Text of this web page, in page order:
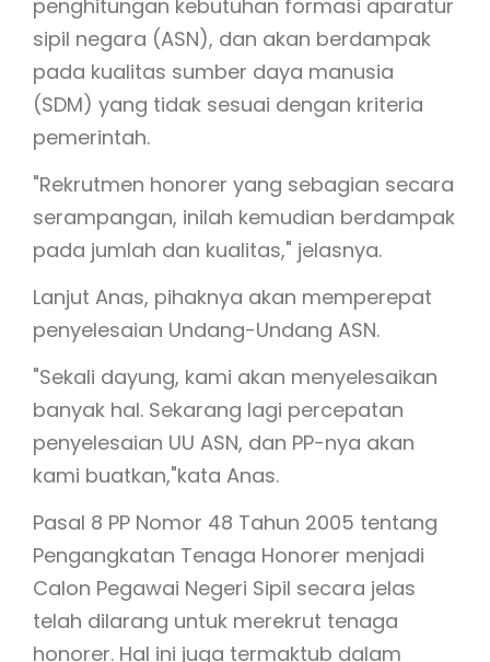
penghitungan kebutuhan formasi aparatur
sipil negara (ASN), dan akan berdampak
pada kualitas sumber daya manusia
(SDM) yang tidak sesuai dengan kriteria
pemerintah.
"Rekrutmen honorer yang sebagian secara
serampangan, inilah kemudian berdampak
pada jumlah dan kualitas," jelasnya.
Lanjut Anas, pihaknya akan memperepat
penyelesaian Undang-Undang ASN.
"Sekali dayung, kami akan menyelesaikan
banyak hal. Sekarang lagi percepatan
penyelesaian UU ASN, dan PP-nya akan
kami buatkan,"kata Anas.
Pasal 8 PP Nomor 48 Tahun 2005 tentang
Pengangkatan Tenaga Honorer menjadi
Calon Pegawai Negeri Sipil secara jelas
telah dilarang untuk merekrut tenaga
honorer. Hal ini juga termaktub dalam